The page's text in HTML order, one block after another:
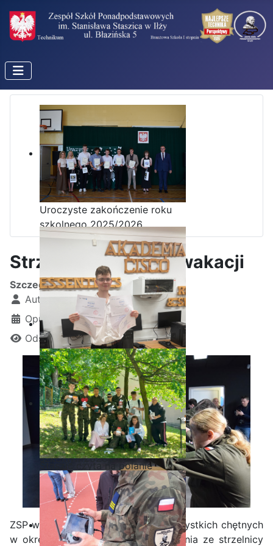
Uroczyste zakończenie roku
szkolnego 2025/2026
Ostatnia garść certyfikatów
Akademii CISCO w roku
szkolnym2025/2026
Staszic czyta na polanie
Strzelnica podczas wakacji
Szczegóły
Autor:
Kamil Krosta
Opublikowano: 28 czerwiec 2024
Odsłon: 1756
ZSP w IŁŻY serdecznie zaprasza wszystkich chętnych
w okresie wakacyjnym do skorzystania ze strzelnicy